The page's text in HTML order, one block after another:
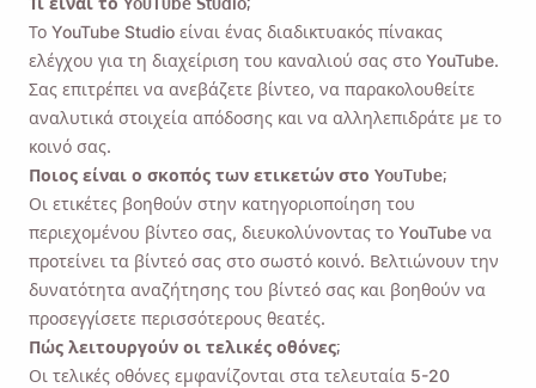
Το YouTube Studio είναι ένας διαδικτυακός πίνακας
ελέγχου για τη διαχείριση του καναλιού σας στο YouTube.
Σας επιτρέπει να ανεβάζετε βίντεο, να παρακολουθείτε
αναλυτικά στοιχεία απόδοσης και να αλληλεπιδράτε με το
κοινό σας.
Ποιος είναι ο σκοπός των ετικετών στο YouTube;
Οι ετικέτες βοηθούν στην κατηγοριοποίηση του
περιεχομένου βίντεο σας, διευκολύνοντας το YouTube να
προτείνει τα βίντεό σας στο σωστό κοινό. Βελτιώνουν την
δυνατότητα αναζήτησης του βίντεό σας και βοηθούν να
προσεγγίσετε περισσότερους θεατές.
Πώς λειτουργούν οι τελικές οθόνες;
Οι τελικές οθόνες εμφανίζονται στα τελευταία 5-20